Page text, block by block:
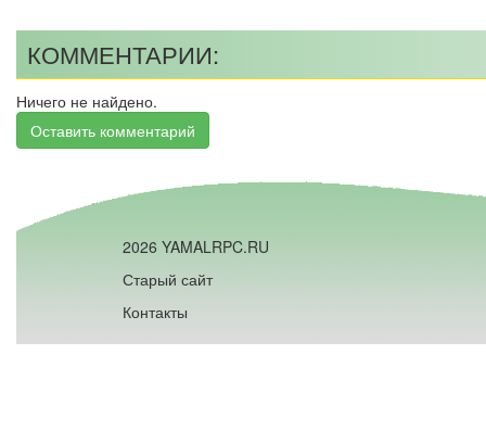
КОММЕНТАРИИ:
Ничего не найдено.
Оставить комментарий
2026 YAMALRPC.RU
Старый сайт
Контакты